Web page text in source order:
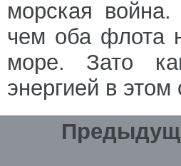
морская
чем оба флота
море. Зато
энергией в